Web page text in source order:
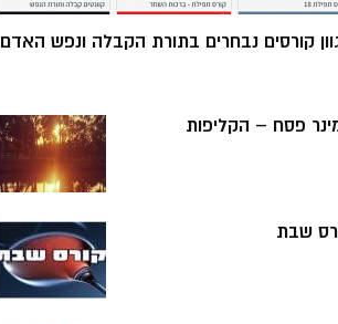
קורסים נבחרים בתורת הקבלה ונפש האדם
פסח – הקליפות
שבת